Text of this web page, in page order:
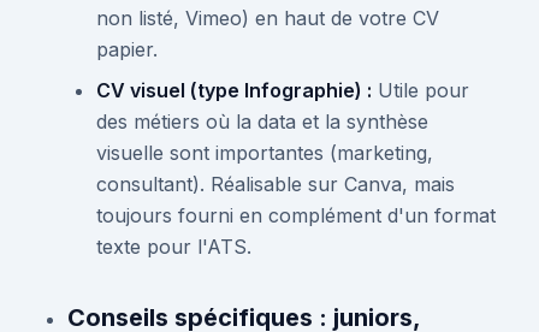
non listé, Vimeo) en haut de votre CV
papier.
CV visuel (type Infographie) : Utile pour
des métiers où la data et la synthèse
visuelle sont importantes (marketing,
consultant). Réalisable sur Canva, mais
toujours fourni en complément d'un format
texte pour l'ATS.
Conseils spécifiques : juniors,